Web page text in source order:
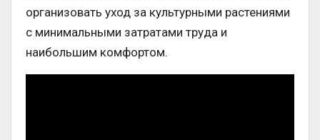
организовать уход за культурными растениями
с минимальными затратами труда и
наибольшим комфортом.